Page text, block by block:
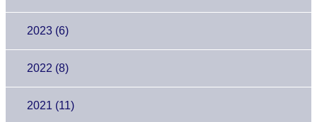
2023 (6)
2022 (8)
2021 (11)